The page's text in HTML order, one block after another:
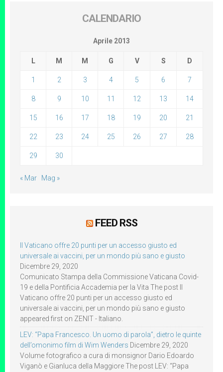
CALENDARIO
Aprile 2013
L M M G V S D
1 2 3 4 5 6 7
8 9 10 11 12 13 14
15 16 17 18 19 20 21
22 23 24 25 26 27 28
29 30
« Mar Mag »
FEED RSS
Il Vaticano offre 20 punti per un accesso giusto ed
universale ai vaccini, per un mondo più sano e giusto
Dicembre 29, 2020
Comunicato Stampa della Commissione Vaticana Covid-
19 e della Pontificia Accademia per la Vita The post Il
Vaticano offre 20 punti per un accesso giusto ed
universale ai vaccini, per un mondo più sano e giusto
appeared first on ZENIT - Italiano.
LEV: “Papa Francesco. Un uomo di parola”, dietro le quinte
dell’omonimo film di Wim Wenders Dicembre 29, 2020
Volume fotografico a cura di monsignor Dario Edoardo
Viganò e Gianluca della Maggiore The post LEV: “Papa